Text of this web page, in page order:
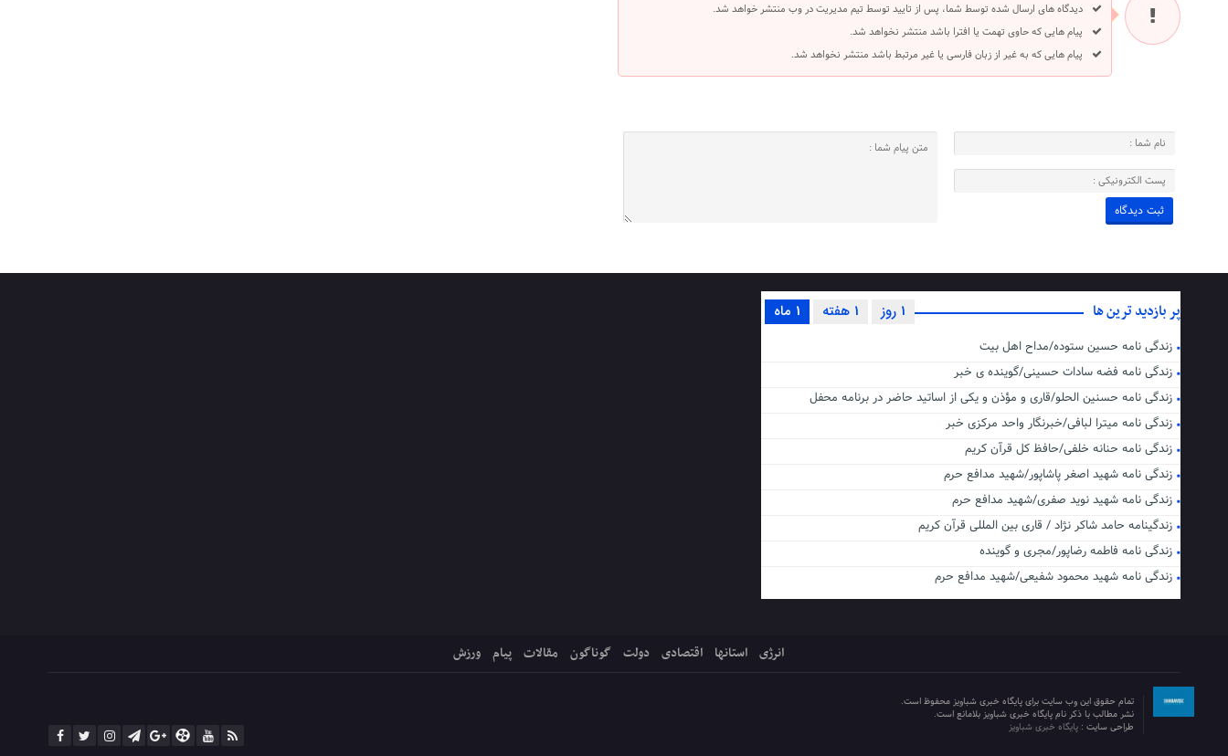
دیدگاه های ارسال شده توسط شما، پس از تایید توسط تیم مدیریت در وب منتشر خواهد شد.
پیام هایی که حاوی تهمت یا افترا باشد منتشر نخواهد شد.
پیام هایی که به غیر از زبان فارسی یا غیر مرتبط باشد منتشر نخواهد شد.
پر بازدید ترین ها 1 ماه 1 هفته 1 روز
زندگی نامه حسین ستوده/مداح اهل بیت
زندگی نامه فضه سادات حسینی/گوینده ی خبر
زندگی نامه حسنین الحلو/قاری و مؤذن و یکی از اساتید حاضر در برنامه محفل
زندگی نامه میترا لبافی/خبرنگار واحد مرکزی خبر
زندگی نامه حنانه خلفی/حافظ کل قرآن کریم
زندگی نامه شهید اصغر پاشاپور/شهید مدافع حرم
زندگی نامه شهید نوید صفری/شهید مدافع حرم
زندگینامه حامد شاکر نژاد / قاری بین المللی قرآن کریم
زندگی نامه فاطمه رضاپور/مجری و گوینده
زندگی نامه شهید محمود شفیعی/شهید مدافع حرم
انرژی استانها اقتصادی دولت گوناگون مقالات پیام ورزش
تمام حقوق این وب سایت برای پایگاه خبری شباویز محفوظ است.
نشر مطالب با ذکر نام پایگاه خبری شباویز بلامانع است.
طراحی سایت : پایگاه خبری شباویز